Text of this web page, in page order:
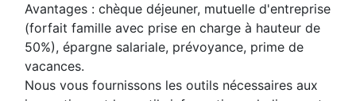
Avantages : chèque déjeuner, mutuelle d'entreprise
(forfait famille avec prise en charge à hauteur de
50%), épargne salariale, prévoyance, prime de
vacances.
Nous vous fournissons les outils nécessaires aux